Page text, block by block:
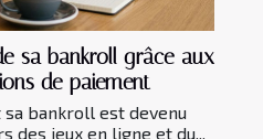
sa bankroll grâce aux
de paiement
bankroll est devenu
des jeux en ligne et du...